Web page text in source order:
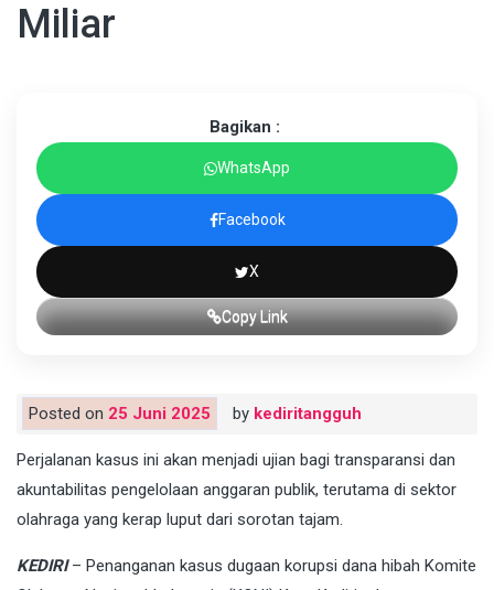
Miliar
Bagikan :
WhatsApp
Facebook
X
Copy Link
Posted on 25 Juni 2025 by kediritangguh
Perjalanan kasus ini akan menjadi ujian bagi transparansi dan
akuntabilitas pengelolaan anggaran publik, terutama di sektor
olahraga yang kerap luput dari sorotan tajam.
KEDIRI – Penanganan kasus dugaan korupsi dana hibah Komite